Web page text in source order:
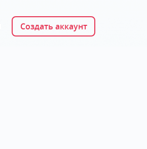
Создать аккаунт